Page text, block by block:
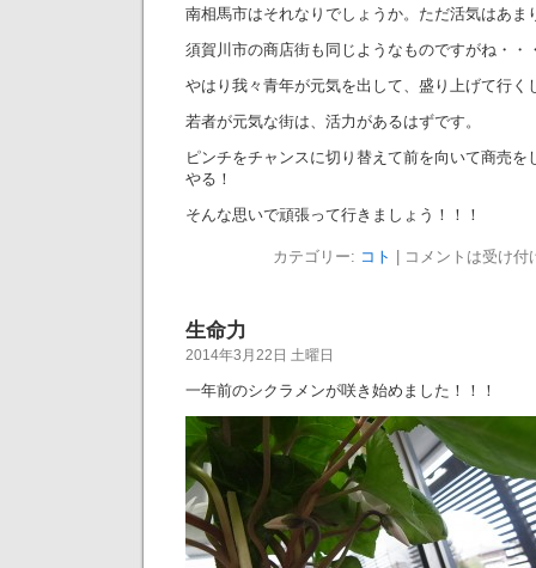
南相馬市はそれなりでしょうか。ただ活気はあま
須賀川市の商店街も同じようなものですがね・・
やはり我々青年が元気を出して、盛り上げて行く
若者が元気な街は、活力があるはずです。
ピンチをチャンスに切り替えて前を向いて商売を
やる！
そんな思いで頑張って行きましょう！！！
カテゴリー: コト コメントは受け付
生命力
2014年3月22日 土曜日
一年前のシクラメンが咲き始めました！！！